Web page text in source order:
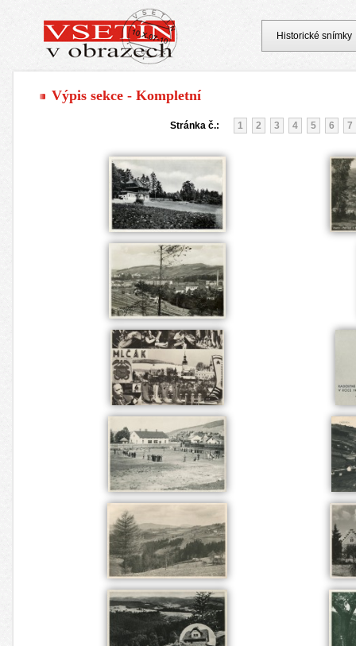
Výpis sekce - Kompletní
Stránka č.: 1 2 3 4 5 6 7
Historické snímky